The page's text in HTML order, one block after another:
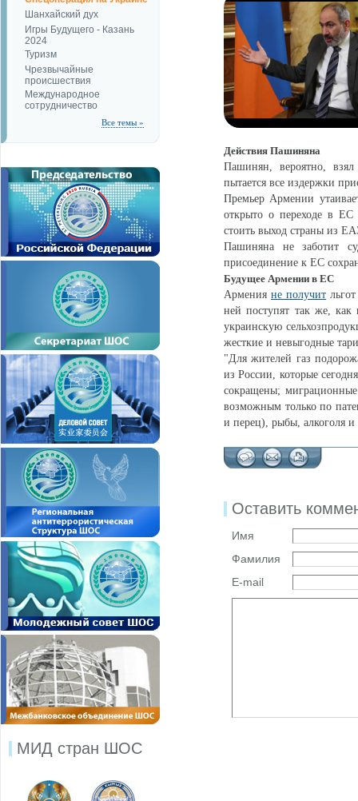
Шанхайский дух
Игры Будущего - Казань
2024
Туризм
Чрезвычайные
происшествия
Международное
сотрудничество
Все темы »
МИД стран ШОС
Действия Пашиняна
Пашинян, вероятно,
пытается все издержки
Премьер Армении
открыто о переходе в ЕС
стоить выход страны из
Пашиняна не заботит
присоединение к ЕС
Будущее Армении в ЕС
Арменияне получит
ней поступят так же,
украинскую
жесткие и невыгодные
"Для жителей газ
из России, которые
сокращены; миграционные
возможным только по
и перец), рыбы, алкоголя
Оставить
Имя
Фамилия
E-mail